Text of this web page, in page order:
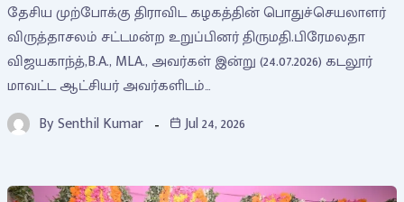
தேசிய முற்போக்கு திராவிட கழகத்தின் பொதுச்செயலாளர்
விருத்தாசலம் சட்டமன்ற உறுப்பினர் திருமதி.பிரேமலதா
விஜயகாந்த்,B.A., MLA., அவர்கள் இன்று (24.07.2026) கடலூர்
மாவட்ட ஆட்சியர் அவர்களிடம்…
BySenthil Kumar Jul 24, 2026